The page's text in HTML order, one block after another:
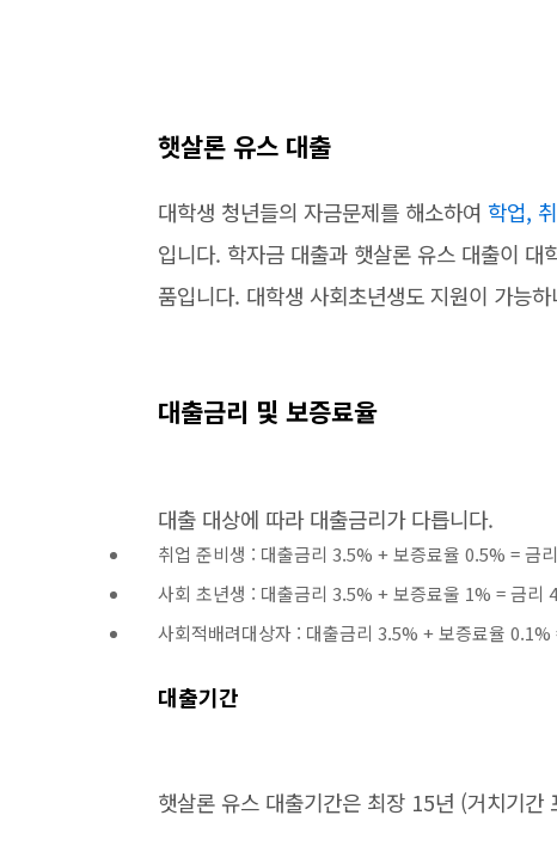
햇살론 유스 대출
대학생 청년들의 자금문제를 해소하여 학업,
입니다. 학자금 대출과 햇살론 유스 대출이
품입니다. 대학생 사회초년생도 지원이 가능
대출금리 및 보증료율
대출 대상에 따라 대출금리가 다릅니다.
취업 준비생 : 대출금리 3.5% + 보증료율 0.5% = 금
사회 초년생 : 대출금리 3.5% + 보증료울 1% = 금리
사회적배려대상자 : 대출금리 3.5% + 보증료율
대출기간
햇살론 유스 대출기간은 최장 15년 (거치기간